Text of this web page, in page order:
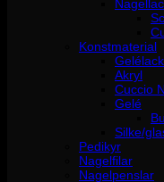
Konstmaterial
Gelélack
Akryl
Cuccio
Gelé
Silke/
Pedikyr
Nagelfilar
Nagelpenslar